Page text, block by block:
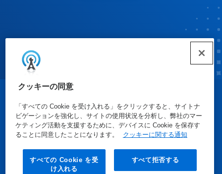
クッキーの同意
「すべての Cookie を受け入れる」をクリックすると、サイトナ
ビゲーションを強化し、サイトの使用状況を分析し、弊社のマー
ケティング活動を支援するために、デバイスに Cookie を保存す
ることに同意したことになります。
クッキーに関する通知
すべての Cookie を受
け入れる
すべて拒否する
© Ecolab Inc. 2025
安全データシート|プライバシーポリシー|利用規約